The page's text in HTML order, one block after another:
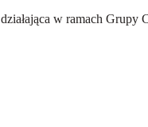
działająca w ramach Grupy